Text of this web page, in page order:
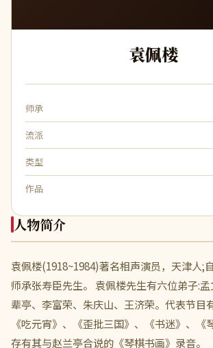
袁佩楼
师承
流派
类型
作品
人物简介
袁佩楼(1918~1984)著名相声演员，天津人;
师承张寿臣先生。 袁佩楼先生有六位弟子:
辈亭、李富荣、朱庆山、王济荣。代表节目
《吃元宵》、《歪批三国》、《书迷》、《
存有其与赵兰亭合说的《琴棋书画》录音。